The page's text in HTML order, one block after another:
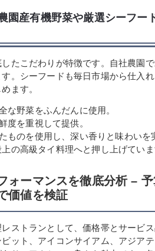
園産有機野菜や厳選シーフー
たこだわりが特徴です。自社農園で
。シーフードも毎日市場から仕入
ます。
な野菜をふんだんに使用。
度を重視して提供。
ものを使用し、深い香りと味わいを
の高級タイ料理へと押し上げていま
ォーマンスを徹底分析 –
価値を検証
ストランとして、価格帯とサービ
ット、アイコンサイアム、アジア